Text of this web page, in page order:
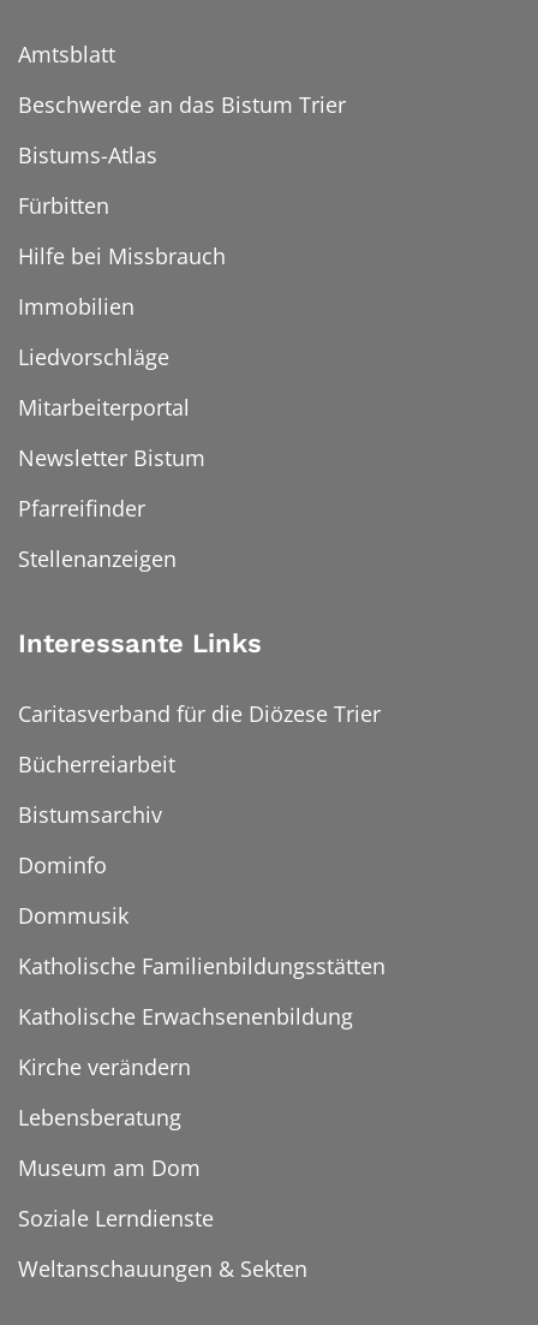
Amtsblatt
Beschwerde an das Bistum Trier
Bistums-Atlas
Fürbitten
Hilfe bei Missbrauch
Immobilien
Liedvorschläge
Mitarbeiterportal
Newsletter Bistum
Pfarreifinder
Stellenanzeigen
Interessante Links
Caritasverband für die Diözese Trier
Bücherreiarbeit
Bistumsarchiv
Dominfo
Dommusik
Katholische Familienbildungsstätten
Katholische Erwachsenenbildung
Kirche verändern
Lebensberatung
Museum am Dom
Soziale Lerndienste
Weltanschauungen & Sekten